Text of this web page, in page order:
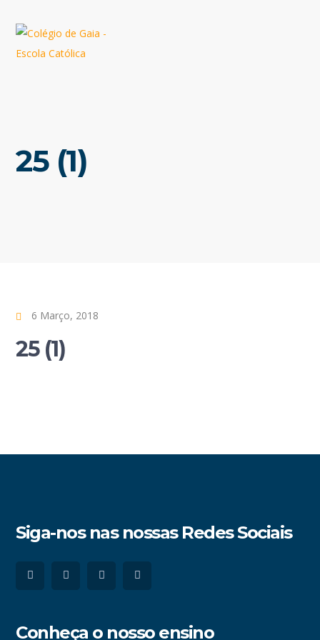
25 (1)
6 Março, 2018
25 (1)
Siga-nos nas nossas Redes Sociais
Conheça o nosso ensino